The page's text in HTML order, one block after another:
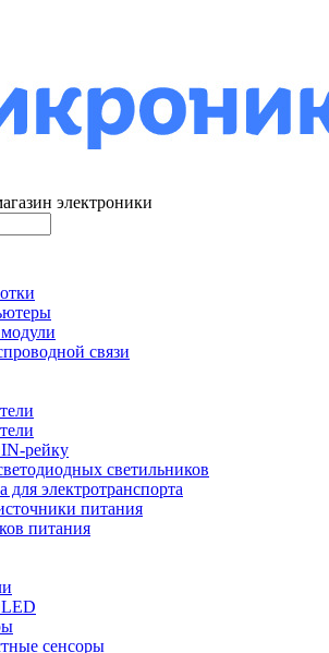
электроники
связи
рейку
светильников
для электротранспорта
питания
питания
сенсоры